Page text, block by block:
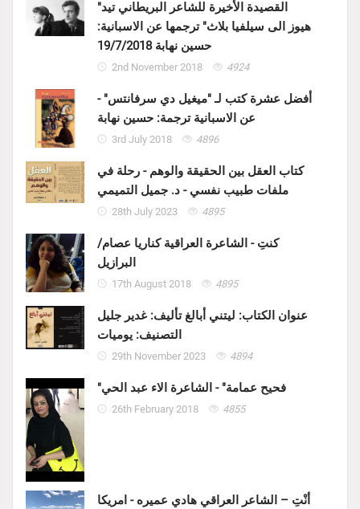
"القصيدة الأخيرة للشاعر البريطاني تيد
هيوز الى سيلفيا بلاث" ترجمها عن الاسبانية:
حسين نهابة 19/7/2018
2nd November 2018 4924
أفضل عشرة كتب لـ "ميغيل دي سرفانتس" -
عن الاسبانية ترجمة: حسين نهابة
3rd July 2018 4896
كتاب العقل بين الحقيقة والوهم - رحلة في
ملفات طبيب نفسي - د. جميل التميمي
28th July 2023 4895
كنتِ - الشاعرة العراقية كناريا عصام/
البرازيل
17th August 2018 4895
عنوان الكتاب: ليتني أبالغ تأليف: غدير جليل
التصنيف: يوميات
29th November 2023 4894
"فحيح عمامة" - الشاعرة الاء عبد الحي
26th February 2018 4855
أنْتِ – الشاعر العراقي هادي عميره - امريكا